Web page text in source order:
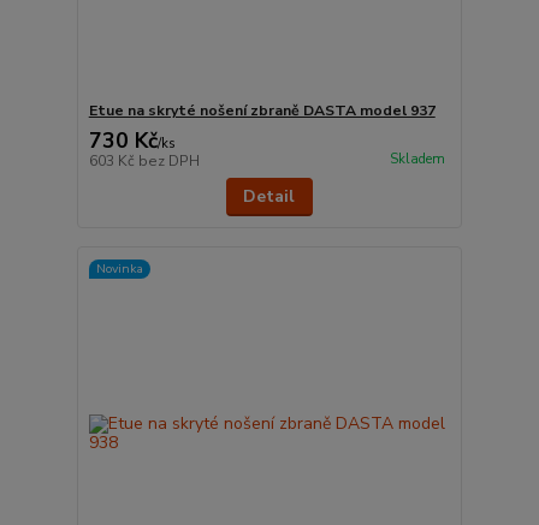
Etue na skryté nošení zbraně DASTA model 937
730 Kč/ks
603 Kč bez DPH Skladem
Detail
Novinka